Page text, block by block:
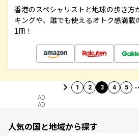
香港のスペシャリストと地球の歩き方
キングや、誰でも使えるオトク感満載
1冊！
1 2 3 4 5
AD
AD
人気の国と地域から探す